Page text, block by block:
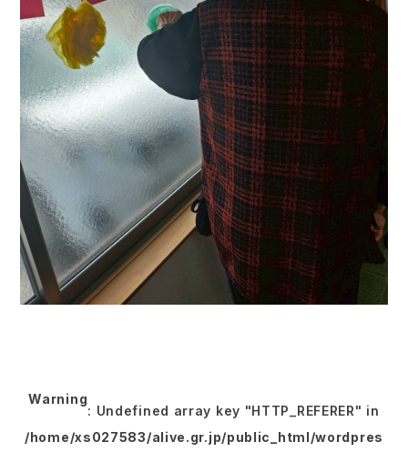
Warning
: Undefined array key "HTTP_REFERER" in
/home/xs027583/alive.gr.jp/public_html/wordpres